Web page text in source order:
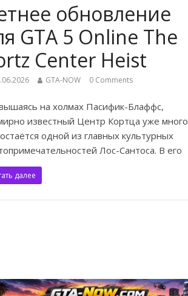
обновление
GTA 5 Online The
Center Heist
GTA-NOW 0 Comments
на холмах Пасифик-Блаффс,
известный Центр Кортца уже много
одной из главных культурных
Лос-Сантоса. В его
далее